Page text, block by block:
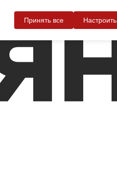
Принять все Настроить